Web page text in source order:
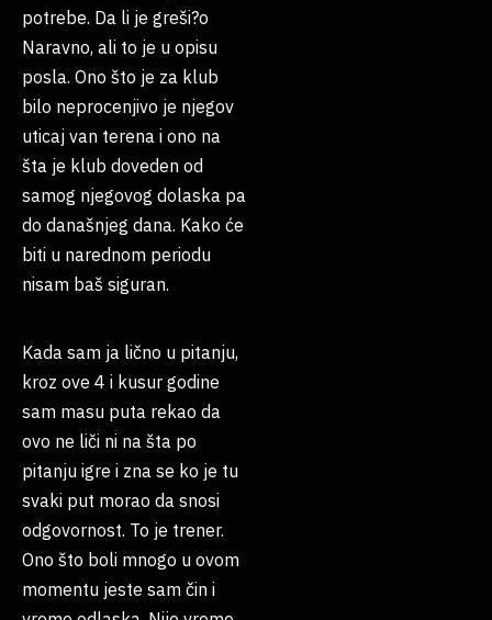
potrebe. Da li je greši?o
Naravno, ali to je u opisu
posla. Ono što je za klub
bilo neprocenjivo je njegov
uticaj van terena i ono na
šta je klub doveden od
samog njegovog dolaska pa
do današnjeg dana. Kako će
biti u narednom periodu
nisam baš siguran.
Kada sam ja lično u pitanju,
kroz ove 4 i kusur godine
sam masu puta rekao da
ovo ne liči ni na šta po
pitanju igre i zna se ko je tu
svaki put morao da snosi
odgovornost. To je trener.
Ono što boli mnogo u ovom
momentu jeste sam čin i